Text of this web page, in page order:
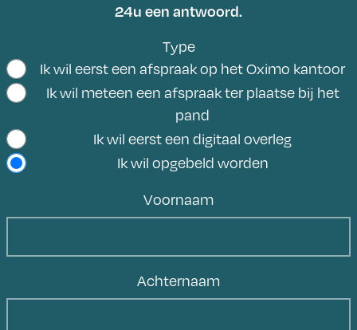
24u een antwoord.
Type
Ik wil eerst een afspraak op het Oximo kantoor
Ik wil meteen een afspraak ter plaatse bij het
pand
Ik wil eerst een digitaal overleg
Ik wil opgebeld worden
Voornaam
Achternaam